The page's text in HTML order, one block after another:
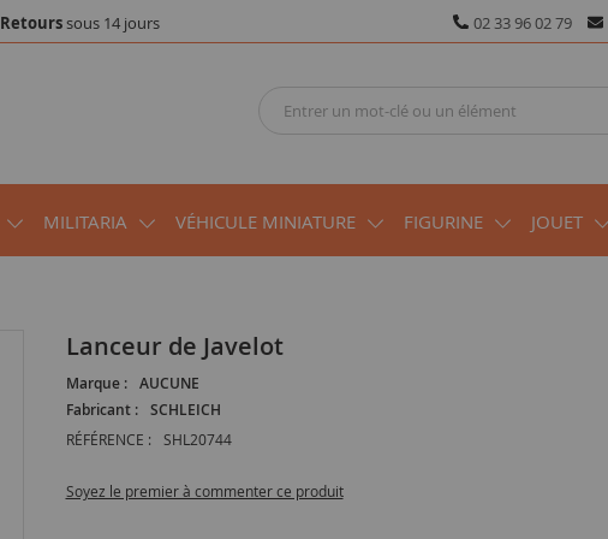
Retourssous 14 jours 02 33 96 02 79
MILITARIA VÉHICULE MINIATURE FIGURINE JOUET
Lanceur de Javelot
Marque :
AUCUNE
Fabricant :
SCHLEICH
RÉFÉRENCE : SHL20744
Soyez le premier à commenter ce produit